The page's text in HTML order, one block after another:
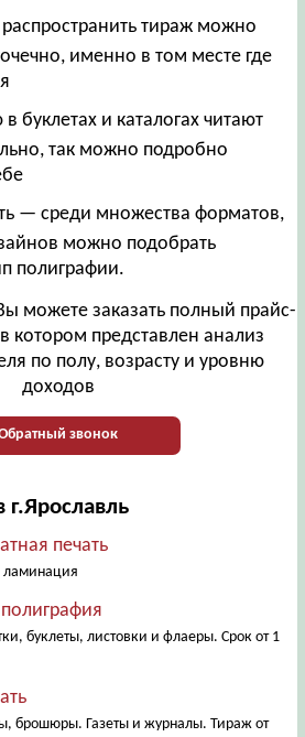
распространить тираж можно
именно в том месте где
буклетах и каталогах читают
так можно подробно
— среди множества форматов,
можно подобрать
полиграфии.
можете заказать полный прайс-
котором представлен анализ
по полу, возрасту и уровню
доходов
звонок
печать
ламинация
буклеты, листовки и флаеры. Срок от 1
брошюры. Газеты и журналы. Тираж от